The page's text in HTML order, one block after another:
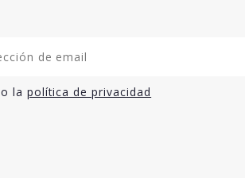
la política de privacidad